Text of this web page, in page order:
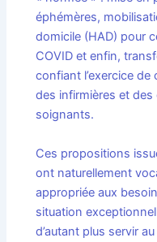
éphémères,
domicile (HAD) pour
COVID et enfin,
confiant l’exercice
des infirmières et
soignants.
Ces propositions
ont naturellement
appropriée aux
situation
d’autant plus servir